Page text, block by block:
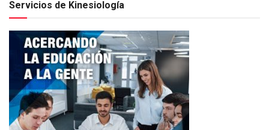
Servicios de Kinesiología